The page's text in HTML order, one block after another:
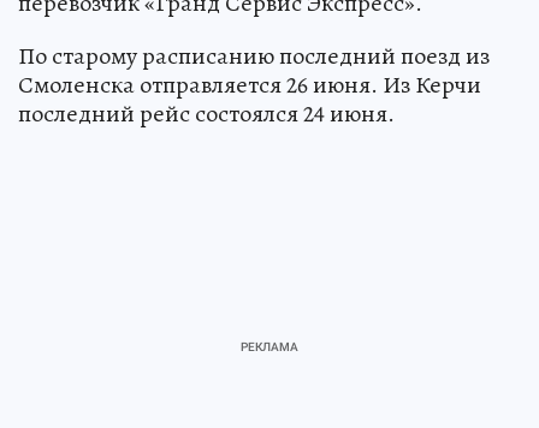
По старому расписанию последний поезд из
Смоленска отправляется 26 июня. Из Керчи
последний рейс состоялся 24 июня.